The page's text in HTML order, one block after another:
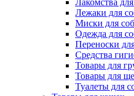
Лакомства
Лежаки для
Миски для
Одежда для
Переноски
Средства
Товары для
Товары для
Туалеты для